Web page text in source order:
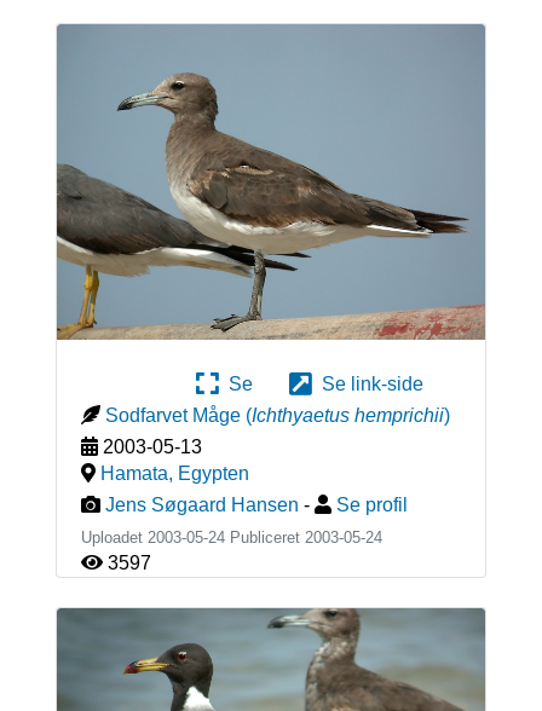
Se
Se link-side
Sodfarvet Måge (Ichthyaetus hemprichii)
2003-05-13
Hamata, Egypten
Jens Søgaard Hansen - Se profil
Uploadet 2003-05-24 Publiceret 2003-05-24
3597